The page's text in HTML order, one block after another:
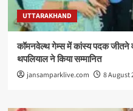
UTTARAKHAND
कॉमनवेल्थ गेम्स में कांस्य पदक जीतने
थपलियाल ने किया सम्मानित
jansamparklive.com 8 August